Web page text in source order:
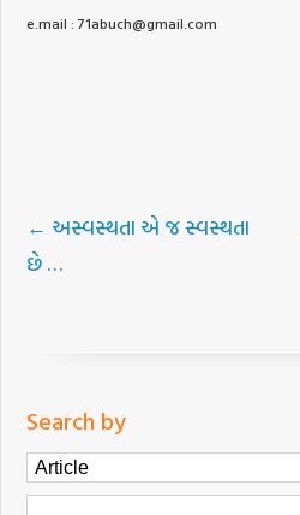
e.mail : 71abuch@gmail.com
← અસ્વસ્થતા એ જ સ્વસ્થતા
છે …
Search by